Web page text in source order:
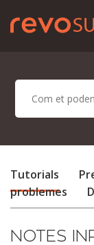
Tutorials
problemes
NOTES